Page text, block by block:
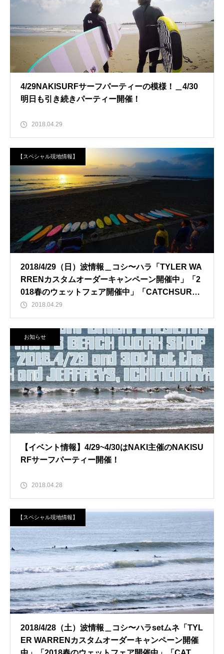
4/29NAKISURFサーフパーティーの模様！＿4/30
明日も引き続きパーティー開催！
2018.04.29
【スペシャル現地情報】
2018/4/29（日）波情報＿コシ〜ハラ「TYLER WA
RRENカスタムオーダーキャンペーン開催中」「2
018春のウェットフェア開催中」「CATCHSURF2
018先行予約開始」
2018.04.29
お知らせ
【イベント情報】4/29~4/30はNAKI主催のNAKISU
RFサーフパーティー開催！
2018.04.28
【スペシャル現地情報】
2018/4/28（土）波情報＿コシ〜ハラsetムネ「TYL
ER WARRENカスタムオーダーキャンペーン開催